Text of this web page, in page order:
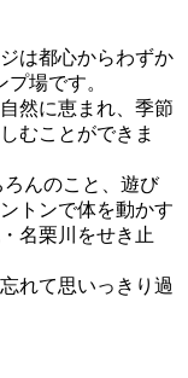
は都心からわずか
場です。
然に恵まれ、季節
むことができま
んのこと、遊び
トンで体を動かす
名栗川をせき止
れて思いっきり過